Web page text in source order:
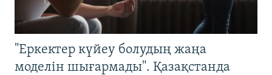
"Еркектер күйеу болудың жаңа
моделін шығармады". Қазақстанда